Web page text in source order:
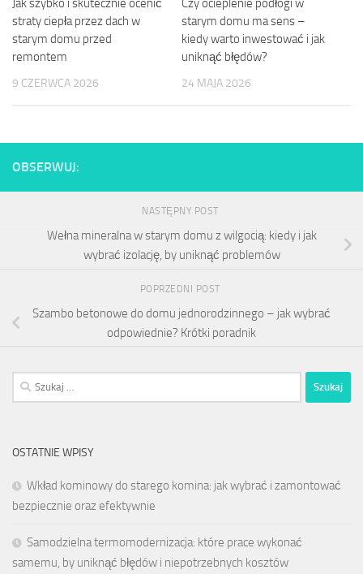
Jak szybko i skutecznie ocenić
straty ciepła przez dach w
starym domu przed
remontem
9 CZERWCA 2026
Czy ocieplenie podłogi w
starym domu ma sens –
kiedy warto inwestować i jak
uniknąć błędów?
24 MAJA 2026
OBSERWUJ:
NASTĘPNY POST
Wełna mineralna w starym domu z wilgocią: kiedy i jak
wybrać izolację, by uniknąć problemów
POPRZEDNI POST
Szambo betonowe do domu jednorodzinnego – jak wybrać
odpowiednie? Krótki poradnik
Szukaj:
OSTATNIE WPISY
Wkład kominowy do starego komina: jak wybrać i zamontować
bezpiecznie oraz efektywnie
Samodzielna termomodernizacja: które prace wykonać
samemu, by uniknąć błędów i niepotrzebnych kosztów